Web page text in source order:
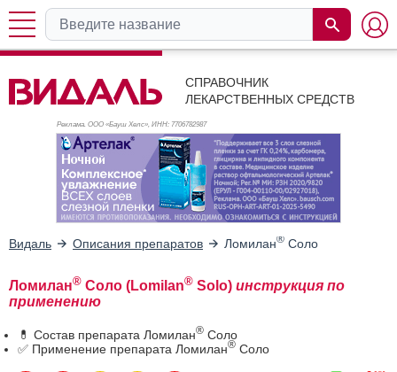
СПРАВОЧНИК
ЛЕКАРСТВЕННЫХ СРЕДСТВ
Реклама. ООО «Бауш Хелс», ИНН: 7706782987
Видаль Описания препаратов Ломилан® Соло
Ломилан® Соло (Lomilan® Solo) инструкция по
применению
💊 Состав препарата Ломилан® Соло
✅ Применение препарата Ломилан® Соло